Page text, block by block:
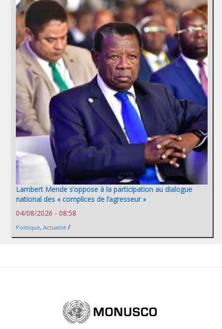
Lambert Mende s’oppose à la participation au dialogue
national des « complices de l’agresseur »
04/08/2026 - 08:58
Politique, Actualité /